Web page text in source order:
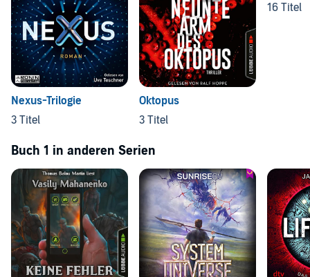
Nexus-Trilogie
3 Titel
Oktopus
3 Titel
16 Titel
Buch 1 in anderen Serien